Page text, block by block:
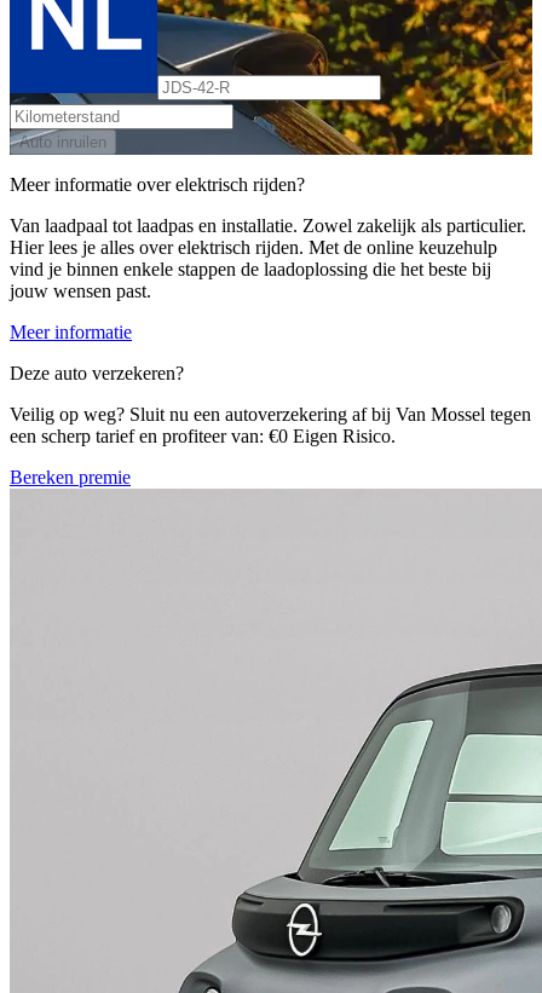
Auto inruilen
Meer informatie over elektrisch rijden?
Van laadpaal tot laadpas en installatie. Zowel zakelijk als particulier.
Hier lees je alles over elektrisch rijden. Met de online keuzehulp
vind je binnen enkele stappen de laadoplossing die het beste bij
jouw wensen past.
Meer informatie
Deze auto verzekeren?
Veilig op weg? Sluit nu een autoverzekering af bij Van Mossel tegen
een scherp tarief en profiteer van: €0 Eigen Risico.
Bereken premie